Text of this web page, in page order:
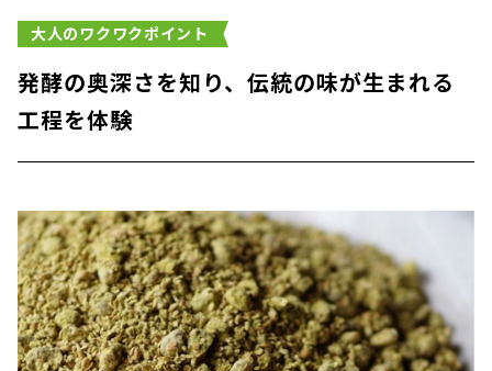
大人のワクワクポイント
発酵の奥深さを知り、伝統の味が生まれる
工程を体験